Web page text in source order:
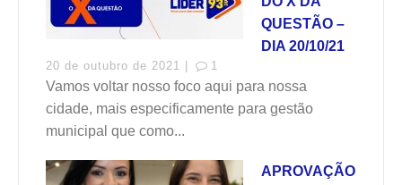
QUESTÃO –
DIA 20/10/21
20 de outubro de 2021 | 1
Vamos voltar nosso foco aqui para nossa
cidade, mais especificamente para gestão
municipal que como...
APROVAÇÃO